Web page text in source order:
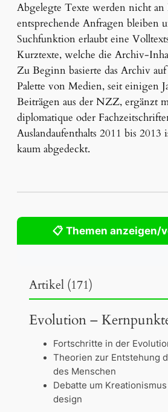
Abgelegte Texte werden nicht
entsprechende Anfragen bleiben
Suchfunktion erlaubt eine
Kurztexte, welche die Archiv-
Zu Beginn basierte das Archiv
Palette von Medien, seit einigen
Beiträgen aus der NZZ, ergänzt
diplomatique oder
Auslandaufenthalts 2011 bis 2013
kaum abgedeckt.
Artikel (171)
Evolution –
Fortschritte in der
Theorien zur Entstehung
des Menschen
Debatte um
design